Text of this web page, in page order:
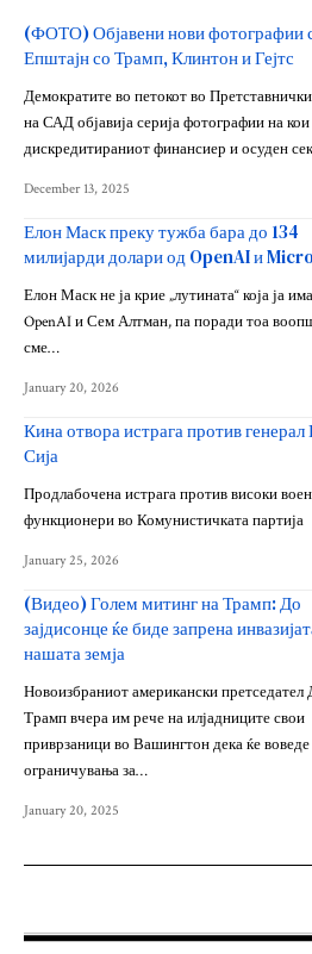
(ФОТО) Објавени нови фотографии
Епштајн со Трамп, Клинтон и Гејтс
Демократите во петокот во
на САД објавија серија фотографии на кои
дискредитираниот финансиер и осуден
December 13, 2025
Елон Маск преку тужба бара до 134
милијарди долари од OpenAI и
Елон Маск не ја крие „лутината“ која ја
OpenAI и Сем Алтман, па поради тоа
сме…
January 20, 2026
Кина отвора истрага против генерал
Сија
Продлабочена истрага против високи
функционери во Комунистичката партија
January 25, 2026
(Видео) Голем митинг на Трамп: До
зајдисонце ќе биде запрена
нашата земја
Новоизбраниот американски претседател
Трамп вчера им рече на илјадниците свои
приврзаници во Вашингтон дека ќе воведе
ограничувања за…
January 20, 2025